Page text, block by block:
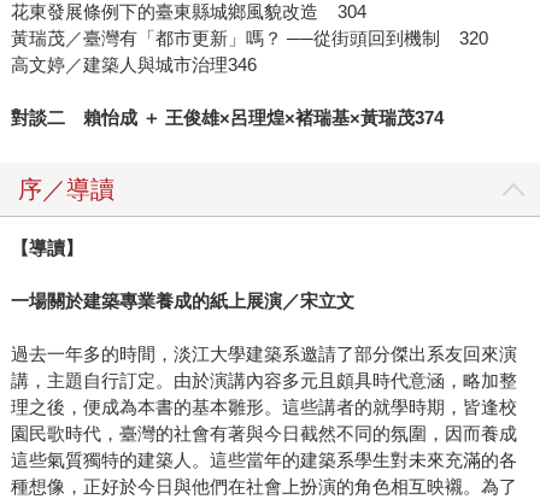
花東發展條例下的臺東縣城鄉風貌改造 304
黃瑞茂／臺灣有「都市更新」嗎？ ──從街頭回到機制 320
高文婷／建築人與城市治理346
對談二 賴怡成 ＋ 王俊雄×呂理煌×褚瑞基×黃瑞茂374
序／導讀
【導讀】
一場關於建築專業養成的紙上展演／宋立文
過去一年多的時間，淡江大學建築系邀請了部分傑出系友回來演
講，主題自行訂定。由於演講內容多元且頗具時代意涵，略加整
理之後，便成為本書的基本雛形。這些講者的就學時期，皆逢校
園民歌時代，臺灣的社會有著與今日截然不同的氛圍，因而養成
這些氣質獨特的建築人。這些當年的建築系學生對未來充滿的各
種想像，正好於今日與他們在社會上扮演的角色相互映襯。為了